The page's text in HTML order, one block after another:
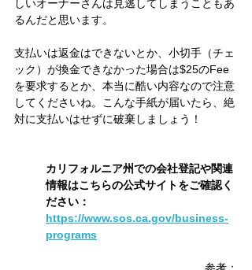
しいオーナーさんは見逃してしまうこともあ
るんだと思います。
支払いは返金はできないとか、小切手（チェ
ック）が換金できなかった場合は$25のFee
を要求するとか、本当に酷い内容なので注意
してくださいね。こんな手紙が届いたら、絶
対に支払いはせずに破棄しましょう！
カリフォルニア州での会社登記や関連
情報はこちらの公式サイトをご確認く
ださい：
https://www.sos.ca.gov/business-
programs